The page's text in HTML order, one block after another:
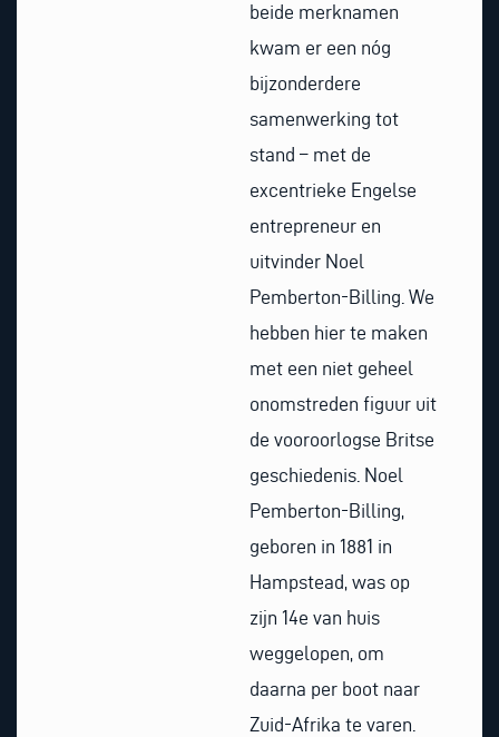
beide merknamen
kwam er een nóg
bijzonderdere
samenwerking tot
stand – met de
excentrieke Engelse
entrepreneur en
uitvinder Noel
Pemberton-Billing. We
hebben hier te maken
met een niet geheel
onomstreden figuur uit
de vooroorlogse Britse
geschiedenis. Noel
Pemberton-Billing,
geboren in 1881 in
Hampstead, was op
zijn 14e van huis
weggelopen, om
daarna per boot naar
Zuid-Afrika te varen.